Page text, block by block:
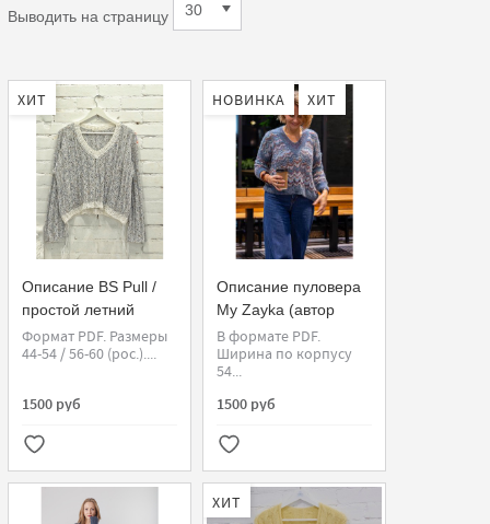
Выводить на страницу
ХИТ
Описание BS Pull /
простой летний
пуловер (PDF)
Формат PDF. Размеры
44-54 / 56-60 (рос.)....
1500 руб
НОВИНКА ХИТ
Описание пуловера
My Zayka (автор
Лена Родина)
В формате PDF.
Ширина по корпусу
54...
1500 руб
ХИТ